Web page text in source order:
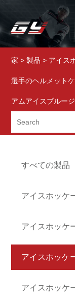
家 > 製品 > アイス
選手のヘルメット
アムアイスブルー
すべての製品
アイスホッケ
アイスホッケ
アイスホッケ
アイスホッケ